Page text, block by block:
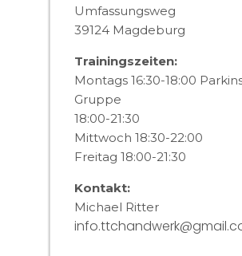
Umfassungsweg
39124 Magdeburg
Trainingszeiten:
Montags 16:30-18:00
Gruppe
18:00-21:30
Mittwoch 18:30-22:00
Freitag 18:00-21:30
Kontakt:
Michael Ritter